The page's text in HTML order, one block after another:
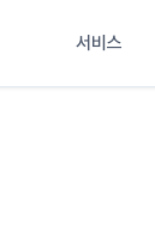
서비스